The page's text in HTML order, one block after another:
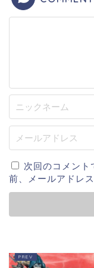
次回のコメント
前、メールアドレ